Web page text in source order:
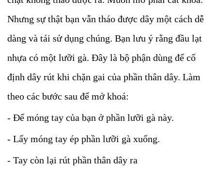
Nhưng sự thật bạn vẫn tháo được dây một cách dễ
dàng và tái sử dụng chúng. Bạn lưu ý rằng đầu lạt
nhựa có một lưỡi gà. Đây là bộ phận dùng để cố
định dây rút khi chặn gai của phần thân dây. Làm
theo các bước sau để mở khoá:
- Để móng tay của bạn ở phần lưỡi gà này.
- Lấy móng tay ép phần lưỡi gà xuống.
- Tay còn lại rút phần thân dây ra